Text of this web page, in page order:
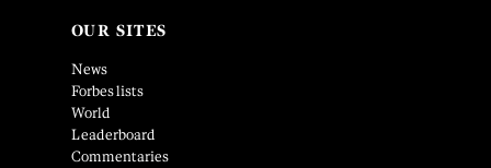
OUR SITES
News
Forbes lists
World
Leaderboard
Commentaries